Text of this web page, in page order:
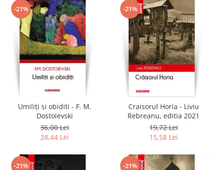
-21%
Umiliți si obiditi - F. M.
Dostoievski
36,00 Lei
28,44 Lei
-21%
Craisorul Horia - Liviu
Rebreanu, editia 2021
19,72 Lei
15,58 Lei
-21% -21%